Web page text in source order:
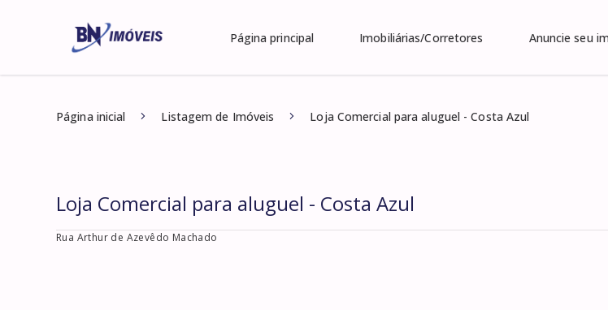
Página principal Imobiliárias/Corretores Anuncie seu
Página inicial Listagem de Imóveis Loja Comercial para aluguel - Costa Azul
Loja Comercial para aluguel - Costa Azul
Rua Arthur de Azevêdo Machado